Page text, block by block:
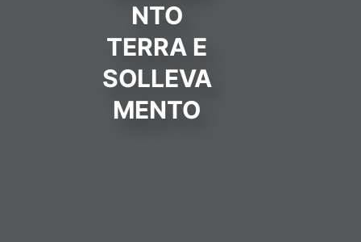
NTO
TERRA E
SOLLEVA
MENTO